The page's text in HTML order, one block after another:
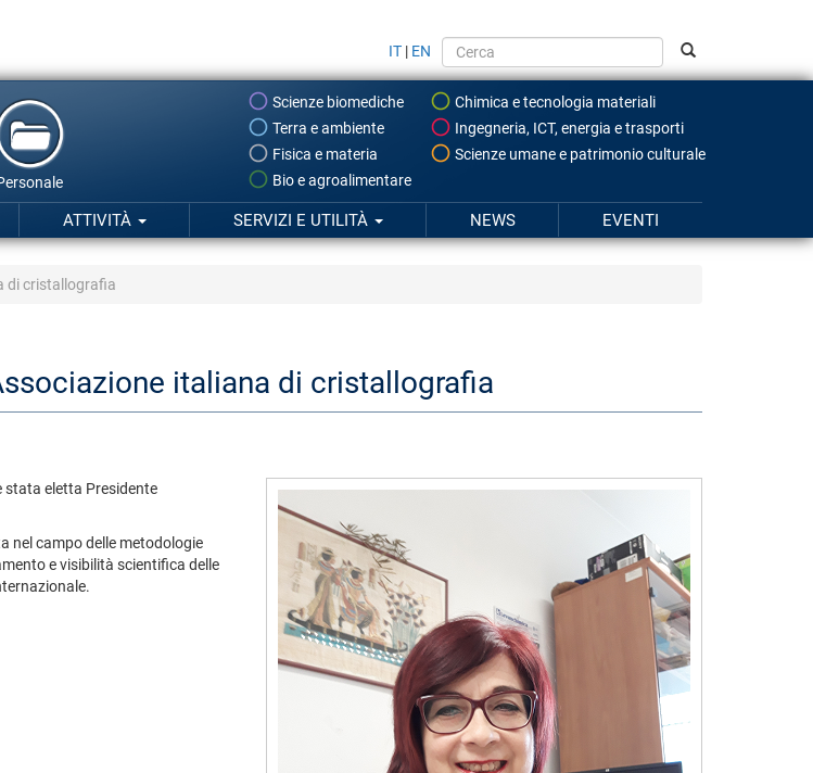
IT | EN
Scienze biomediche
Chimica e tecnologia materiali
Terra e ambiente
Ingegneria, ICT, energia e trasporti
Fisica e materia
Scienze umane e patrimonio culturale
Bio e agroalimentare
ATTIVITÀ SERVIZI E UTILITÀ NEWS EVENTI
di cristallografia
italiana di cristallografia
stata eletta Presidente
nel campo delle metodologie
e visibilità scientifica delle